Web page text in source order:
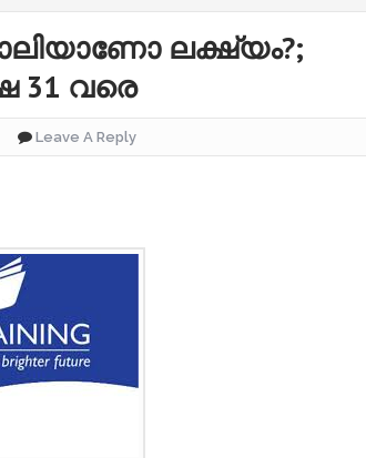
ലക്ഷ്യം?;
31 വരെ
Leave A Reply